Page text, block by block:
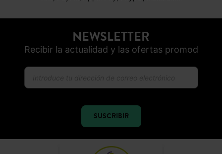
PAGO SEGURO
NEWSLETTER
SUSCRIBIR